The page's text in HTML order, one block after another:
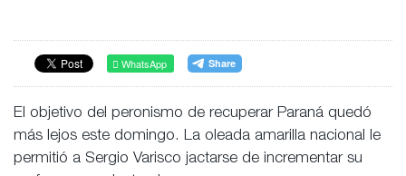
WhatsApp
El objetivo del peronismo de recuperar Paraná quedó
más lejos este domingo. La oleada amarilla nacional le
permitió a Sergio Varisco jactarse de incrementar su